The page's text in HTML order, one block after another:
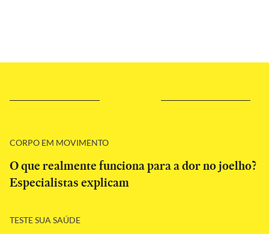
CORPO EM MOVIMENTO
O que realmente funciona para a dor no joelho?
Especialistas explicam
TESTE SUA SAÚDE